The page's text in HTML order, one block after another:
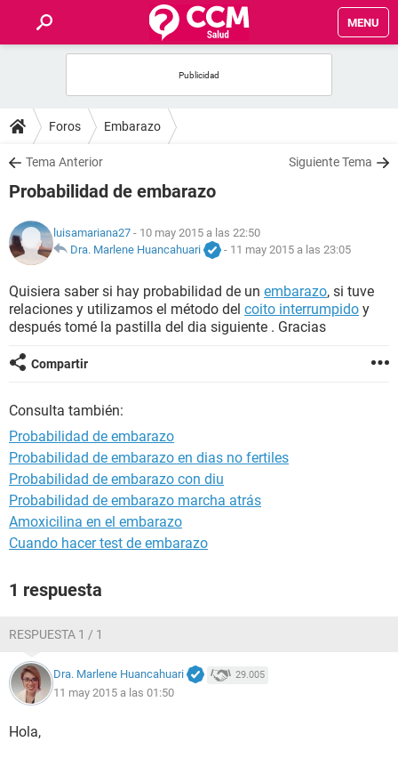
MENU
FOROS
SALUD
NUTRICIÓN
BIENESTAR
Foros Embarazo
Tema Anterior Siguiente Tema
Probabilidad de embarazo
luisamariana27 - 10 may 2015 a las 22:50
Dra. Marlene Huancahuari
- 11 may 2015 a las 23:05
Quisiera saber si hay probabilidad de un embarazo, si tuve
relaciones y utilizamos el método del coito interrumpido y
después tomé la pastilla del dia siguiente . Gracias
Compartir
Consulta también:
Probabilidad de embarazo
Probabilidad de embarazo en dias no fertiles
Probabilidad de embarazo con diu
Probabilidad de embarazo marcha atrás
Amoxicilina en el embarazo
Cuando hacer test de embarazo
1 respuesta
RESPUESTA 1 / 1
Dra. Marlene Huancahuari 29.005
11 may 2015 a las 01:50
Hola,